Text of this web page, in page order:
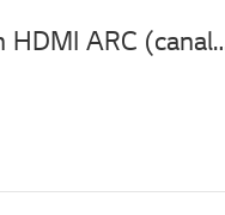
[VIDEO] Conectarea barei de